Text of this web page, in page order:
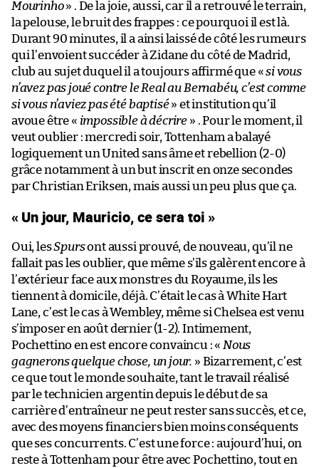
Mourinho» . De la joie, aussi, car il a retrouvé le terrain,
la pelouse, le bruit des frappes : ce pourquoi il est là.
Durant 90 minutes, il a ainsi laissé de côté les rumeurs
qui l’envoient succéder à Zidane du côté de Madrid,
club au sujet duquel il a toujours affirmé que «si vous
n’avez pas joué contre le Real au Bernabéu, c’est comme
si vous n’aviez pas été baptisé» et institution qu’il
avoue être « impossible à décrire » . Pour le moment, il
veut oublier : mercredi soir, Tottenham a balayé
logiquement un United sans âme et rebellion (2-0)
grâce notamment à un but inscrit en onze secondes
par Christian Eriksen, mais aussi un peu plus que ça.
« Un jour, Mauricio, ce sera toi »
Oui, lesSpursont aussi prouvé, de nouveau, qu’il ne
fallait pas les oublier, que même s’ils galèrent encore à
l’extérieur face aux monstres du Royaume, ils les
tiennent à domicile, déjà. C’était le cas à White Hart
Lane, c’est le cas à Wembley, même si Chelsea est venu
s’imposer en août dernier (1-2). Intimement,
Pochettino en est encore convaincu : « Nous
gagnerons quelque chose, un jour. » Bizarrement, c’est
ce que tout le monde souhaite, tant le travail réalisé
par le technicien argentin depuis le début de sa
carrière d’entraîneur ne peut rester sans succès, et ce,
avec des moyens financiers bien moins conséquents
que ses concurrents. C’est une force : aujourd’hui, on
reste à Tottenham pour être avec Pochettino, tout en